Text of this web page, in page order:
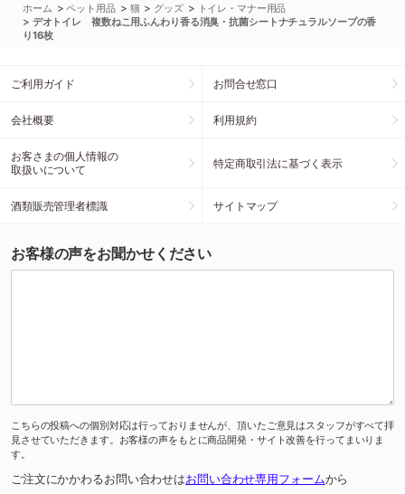
ホーム >ペット用品 > 猫 > グッズ > トイレ・マナー用品
> デオトイレ 複数ねこ用ふんわり香る消臭・抗菌シートナチュラルソープの香
り16枚
ご利用ガイド お問合せ窓口
会社概要 利用規約
お客さまの個人情報の
取扱いについて
特定商取引法に基づく表示
酒類販売管理者標識 サイトマップ
お客様の声をお聞かせください
こちらの投稿への個別対応は行っておりませんが、頂いたご意見はスタッフがすべて拝
見させていただきます。お客様の声をもとに商品開発・サイト改善を行ってまいりま
す。
ご注文にかかわるお問い合わせはお問い合わせ専用フォームから